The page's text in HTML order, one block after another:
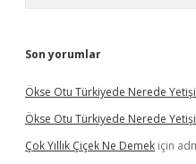
Son yorumlar
Ökse Otu Türkiyede Nerede
Ökse Otu Türkiyede Nerede
Çok Yıllık Çiçek Ne Demek için